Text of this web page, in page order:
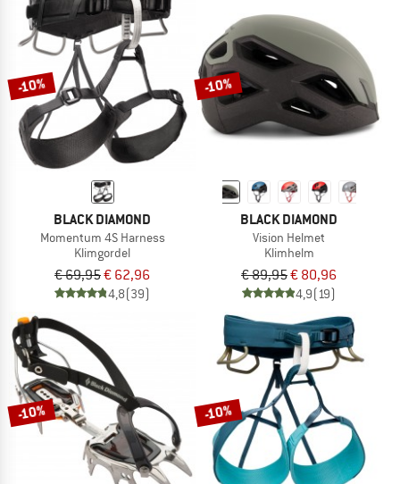
-10%
BLACK DIAMOND
Momentum 4S Harness
Klimgordel
€ 69,95€ 62,96
4,8(39)
-10%
BLACK DIAMOND
Vision Helmet
Klimhelm
€ 89,95€ 80,96
4,9(19)
-10% -10%